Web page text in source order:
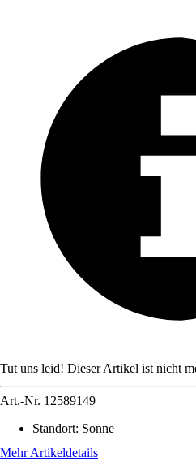
Tut uns leid! Dieser Artikel ist nicht
Art.-Nr. 12589149
Standort: Sonne
Mehr Artikeldetails